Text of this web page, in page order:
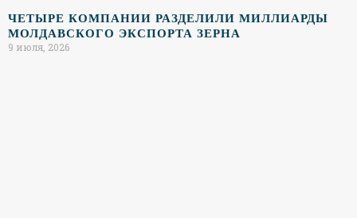
ЧЕТЫРЕ КОМПАНИИ РАЗДЕЛИЛИ МИЛЛИАРДЫ
МОЛДАВСКОГО ЭКСПОРТА ЗЕРНА
9 июля, 2026